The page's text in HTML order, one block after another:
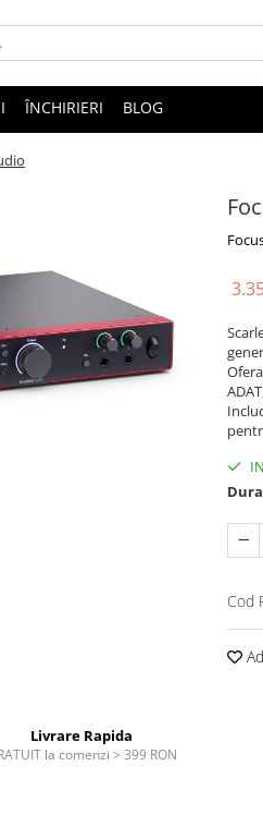
ÎNCHIRIERI BLOG
Cod
Livrare Rapida
la comenzi > 399 RON